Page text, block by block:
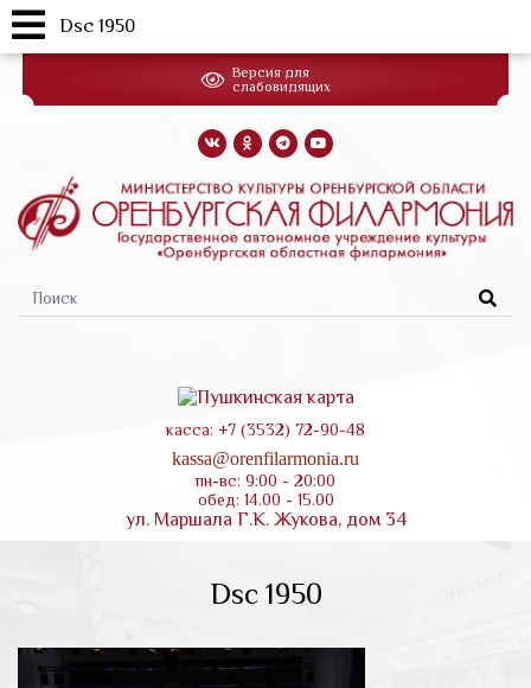
Перейти
основному
Форма
поиска
касса: +7 (3532) 72-90-48
kassa@orenfilarmonia.ru
пн-вс: 9:00 - 20:00
обед: 14.00 - 15.00
ул. Маршала Г.К. Жукова, дом 34
Версия для
слабовидящих
Dsc 1950
Dsc 1950